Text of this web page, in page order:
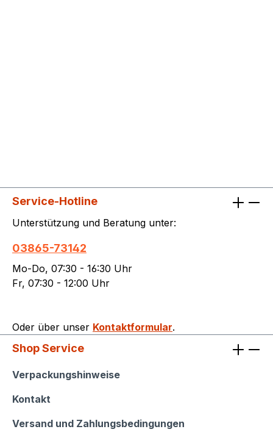
Service-Hotline
Unterstützung und Beratung unter:
03865-73142
Mo-Do, 07:30 - 16:30 Uhr
Fr, 07:30 - 12:00 Uhr
Oder über unser Kontaktformular.
Shop Service
Shop Service
Verpackungshinweise
Kontakt
Versand und Zahlungsbedingungen